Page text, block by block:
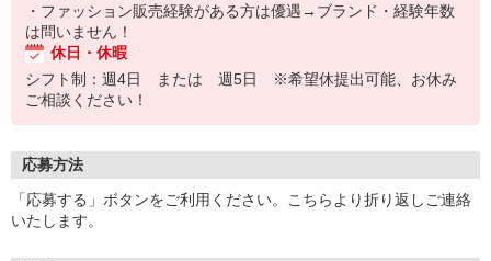
・ファッション販売経験がある方は優遇→ブランド・経験年数
は問いません！
休日・休暇
シフト制：週4日 または 週5日 ※希望休提出可能、お休み
ご相談ください！
応募方法
「応募する」ボタンをご利用ください。こちらより折り返しご連絡
いたします。